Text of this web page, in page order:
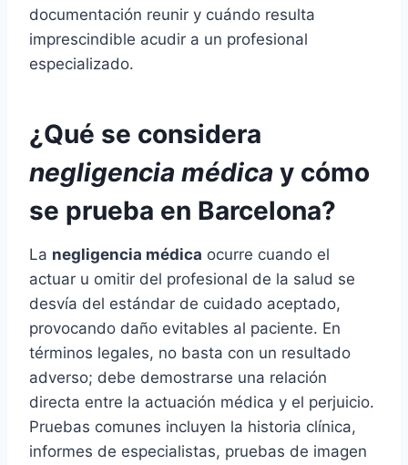
documentación reunir y cuándo resulta
imprescindible acudir a un profesional
especializado.
¿Qué se considera
negligencia médica y cómo
se prueba en Barcelona?
La negligencia médica ocurre cuando el
actuar u omitir del profesional de la salud se
desvía del estándar de cuidado aceptado,
provocando daño evitables al paciente. En
términos legales, no basta con un resultado
adverso; debe demostrarse una relación
directa entre la actuación médica y el perjuicio.
Pruebas comunes incluyen la historia clínica,
informes de especialistas, pruebas de imagen